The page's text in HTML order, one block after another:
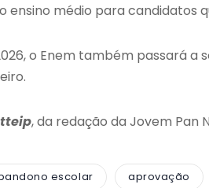
ensino médio para candidatos
o Enem também passará a
, da redação da Jovem Pan
escolar aprovação